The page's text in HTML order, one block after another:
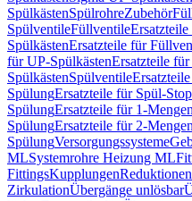
SpülkästenSpülrohreZubehör
SpülventileFüllventile
SpülkästenErsatzteile für
für UP-SpülkästenErsatzteile
SpülkästenSpülventile
SpülungErsatzteile für Spül-
SpülungErsatzteile für 1-
SpülungErsatzteile für 2-
SpülungVersorgungssysteme
MLSystemrohre Heizung ML
FittingsKupplungenReduktionen
ZirkulationÜbergänge unlösbar